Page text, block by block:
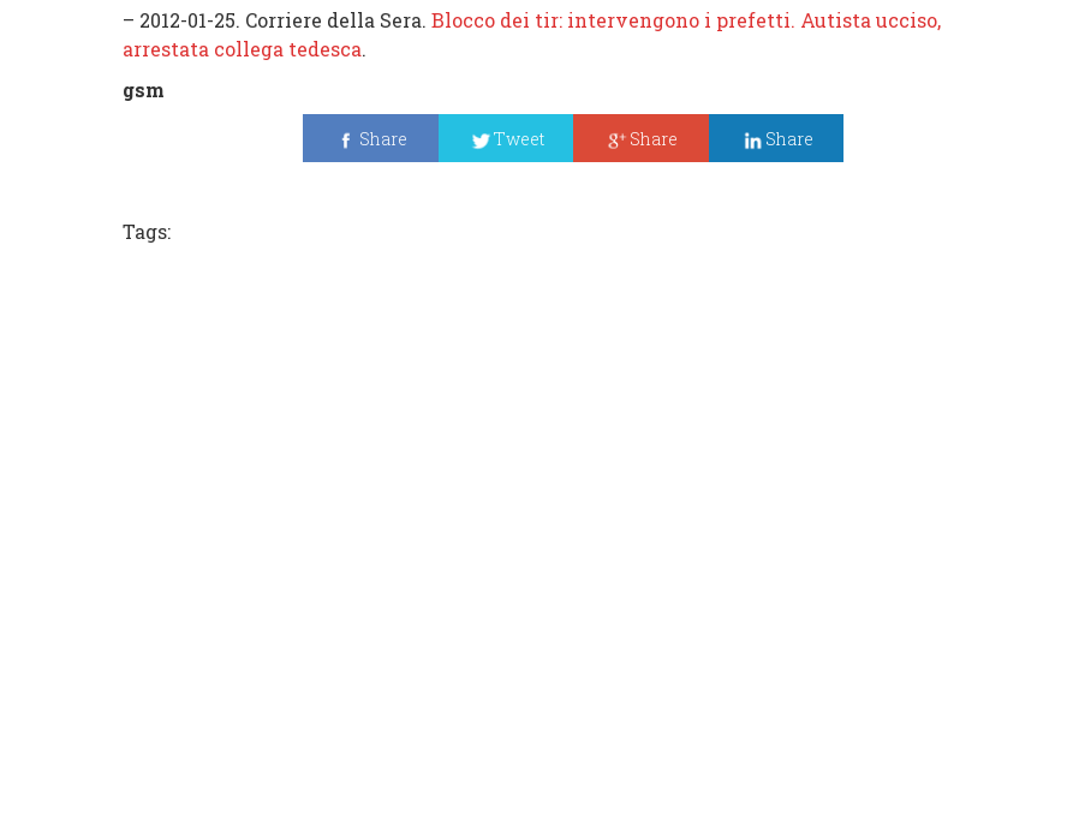
– 2012-01-25. Corriere della Sera. Blocco dei tir: intervengono i prefetti. Autista ucciso,
arrestata collega tedesca.
gsm
Share Tweet Share Share
Tags: